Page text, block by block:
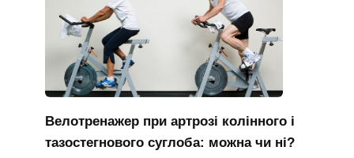
Велотренажер при артрозі колінного і
тазостегнового суглоба: можна чи ні?